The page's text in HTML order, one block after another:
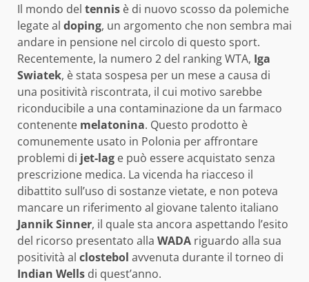
Il mondo del tennis è di nuovo scosso da polemiche
legate al doping, un argomento che non sembra mai
andare in pensione nel circolo di questo sport.
Recentemente, la numero 2 del ranking WTA, Iga
Swiatek, è stata sospesa per un mese a causa di
una positività riscontrata, il cui motivo sarebbe
riconducibile a una contaminazione da un farmaco
contenente melatonina. Questo prodotto è
comunemente usato in Polonia per affrontare
problemi di jet-lag e può essere acquistato senza
prescrizione medica. La vicenda ha riacceso il
dibattito sull’uso di sostanze vietate, e non poteva
mancare un riferimento al giovane talento italiano
Jannik Sinner, il quale sta ancora aspettando l’esito
del ricorso presentato alla WADA riguardo alla sua
positività al clostebol avvenuta durante il torneo di
Indian Wells di quest’anno.